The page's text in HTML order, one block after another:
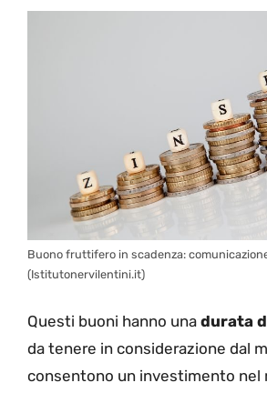
Buono fruttifero in scadenza:
(Istitutonervilentini.it)
Questi buoni hanno una durata
da tenere in considerazione dal
consentono un investimento nel